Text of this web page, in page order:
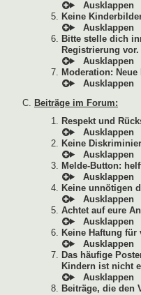
Keine
Bitte stelle dich
Registrierung vor.
Moderation:
Beiträge im Forum:
Respekt und
Keine
Melde-Button:
Keine unnötigen
Achtet auf eure
Keine Haftung
Das häufige
Kindern ist nicht
Beiträge, die den